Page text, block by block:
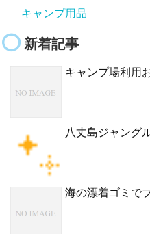
キャンプ用品
新着記事
キャンプ場利用
八丈島ジャング
海の漂着ゴミで